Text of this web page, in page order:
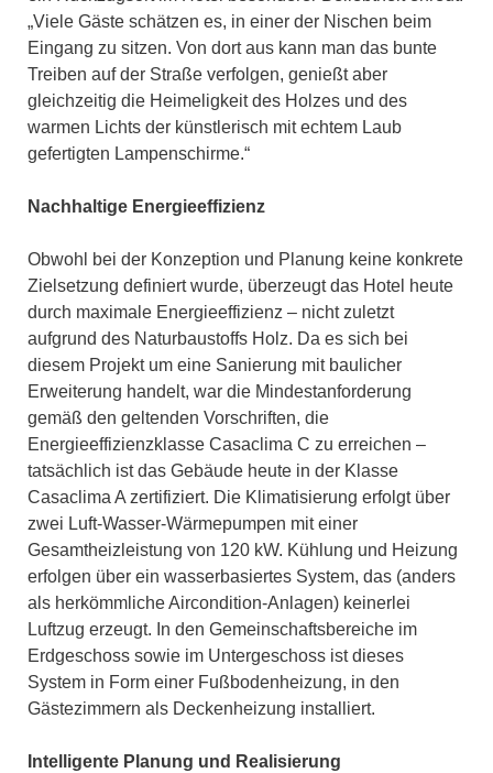
„Viele Gäste schätzen es, in einer der Nischen beim
Eingang zu sitzen. Von dort aus kann man das bunte
Treiben auf der Straße verfolgen, genießt aber
gleichzeitig die Heimeligkeit des Holzes und des
warmen Lichts der künstlerisch mit echtem Laub
gefertigten Lampenschirme.“
Nachhaltige Energieeffizienz
Obwohl bei der Konzeption und Planung keine konkrete
Zielsetzung definiert wurde, überzeugt das Hotel heute
durch maximale Energieeffizienz – nicht zuletzt
aufgrund des Naturbaustoffs Holz. Da es sich bei
diesem Projekt um eine Sanierung mit baulicher
Erweiterung handelt, war die Mindestanforderung
gemäß den geltenden Vorschriften, die
Energieeffizienzklasse Casaclima C zu erreichen –
tatsächlich ist das Gebäude heute in der Klasse
Casaclima A zertifiziert. Die Klimatisierung erfolgt über
zwei Luft-Wasser-Wärmepumpen mit einer
Gesamtheizleistung von 120 kW. Kühlung und Heizung
erfolgen über ein wasserbasiertes System, das (anders
als herkömmliche Aircondition-Anlagen) keinerlei
Luftzug erzeugt. In den Gemeinschaftsbereiche im
Erdgeschoss sowie im Untergeschoss ist dieses
System in Form einer Fußbodenheizung, in den
Gästezimmern als Deckenheizung installiert.
Intelligente Planung und Realisierung